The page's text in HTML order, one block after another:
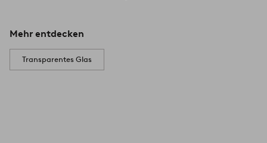
Mehr entdecken
Transparentes Glas